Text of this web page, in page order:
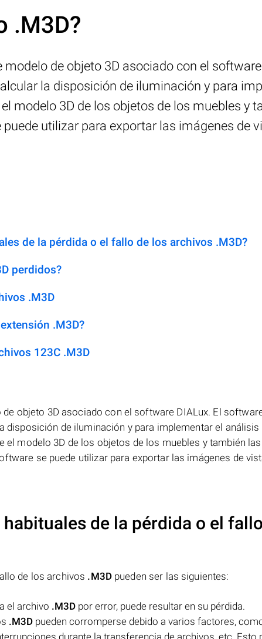
.M3D?
modelo de objeto 3D asociado con el
la disposición de iluminación y para
modelo 3D de los objetos de los muebles y
utilizar para exportar las imágenes de
de la pérdida o el fallo de los archivos .M3D?
perdidos?
.M3D
.M3D?
123C .M3D
objeto 3D asociado con el software DIALux. El
disposición de iluminación y para implementar el análisis
el modelo 3D de los objetos de los muebles y también
se puede utilizar para exportar las imágenes de
de la pérdida o el
de los archivos .M3Dpueden ser las siguientes:
el archivo .M3D por error, puede resultar en su pérdida.
.M3D pueden corromperse debido a varios factores,
durante la transferencia de archivos, etc. Esto